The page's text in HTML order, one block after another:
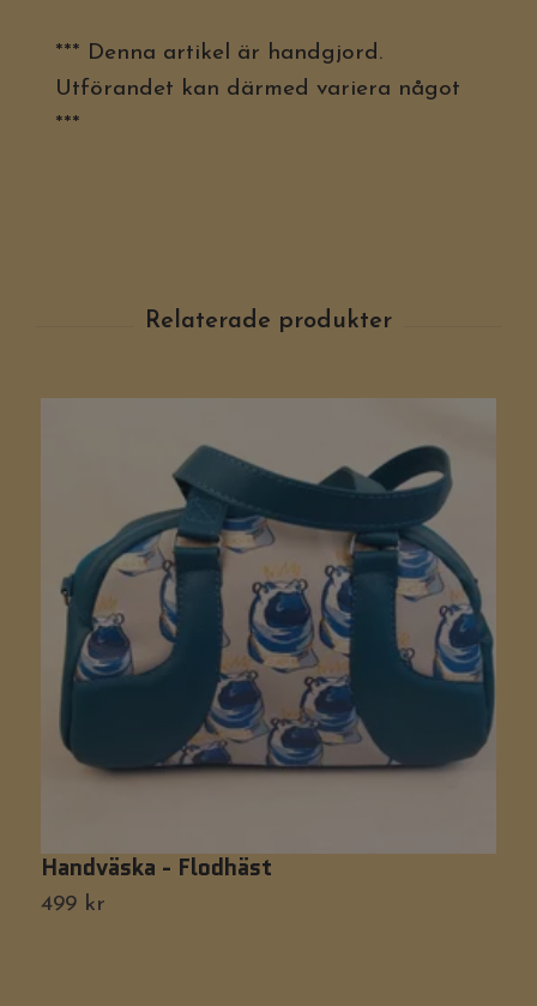
*** Denna artikel är handgjord.
Utförandet kan därmed variera något
***
Handväska - Flodhäst
499 kr